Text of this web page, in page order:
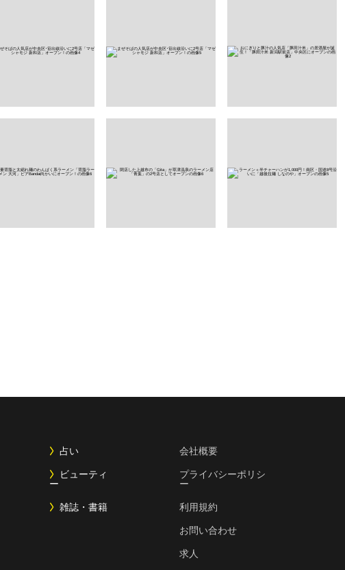
占い
ビューティ
ー
雑誌・書籍
会社概要
プライバシーポリシ
ー
利用規約
お問い合わせ
求人